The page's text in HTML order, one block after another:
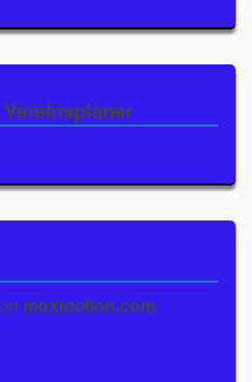
moxmolion.com